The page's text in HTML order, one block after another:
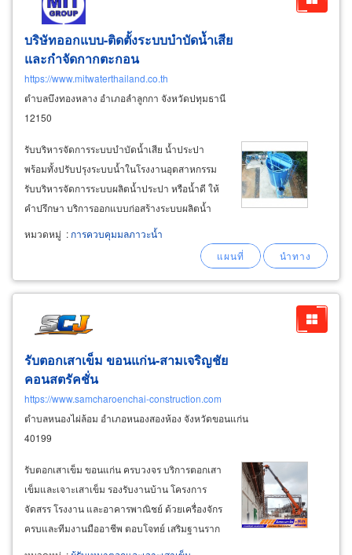
บริษัทออกแบบ-ติดตั้งระบบบำบัดน้ำเสีย
และกำจัดกากตะกอน
https://www.mitwaterthailand.co.th
ตำบลบึงทองหลาง อำเภอลำลูกกา จังหวัดปทุมธานี
12150
รับบริหารจัดการระบบบำบัดน้ำเสีย น้ำประปา
พร้อมทั้งปรับปรุงระบบน้ำในโรงงานอุตสาหกรรม
รับบริหารจัดการระบบผลิตน้ำประปา หรือน้ำดี ให้
คำปรึกษา บริการออกแบบก่อสร้างระบบผลิตน้ำ
ประปา จัดหาและติดตั้งเครื่องจักรและอุปกรณ์ใน
ระบบผลิตน้ำประปา ทดสอบเดินระบบ ตรวจสอบ
วัดผลการทำงานทั้งระบบ อบรมการใช้งานและการ
บำรุงรักษาให้กับบุคลากรผู้ดูแล
หมวดหมู่ : การควบคุมมลภาวะน้ำ
รับตอกเสาเข็ม ขอนแก่น-สามเจริญชัย
คอนสตรัคชั่น
https://www.samcharoenchai-construction.com
ตำบลหนองไผ่ล้อม อำเภอหนองสองห้อง จังหวัดขอนแก่น
40199
รับตอกเสาเข็ม ขอนแก่น ครบวงจร บริการตอกเสา
เข็มและเจาะเสาเข็ม รองรับงานบ้าน โครงการ
จัดสรร โรงงาน และอาคารพาณิชย์ ด้วยเครื่องจักร
ครบและทีมงานมืออาชีพ ตอบโจทย์ เสริมฐานราก
ใหม่, รองรับน้ำหนักโครงสร้าง, ป้องกันทรุดตัว, เพิ่ม